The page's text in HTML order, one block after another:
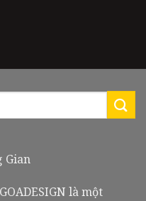
Gian
là một